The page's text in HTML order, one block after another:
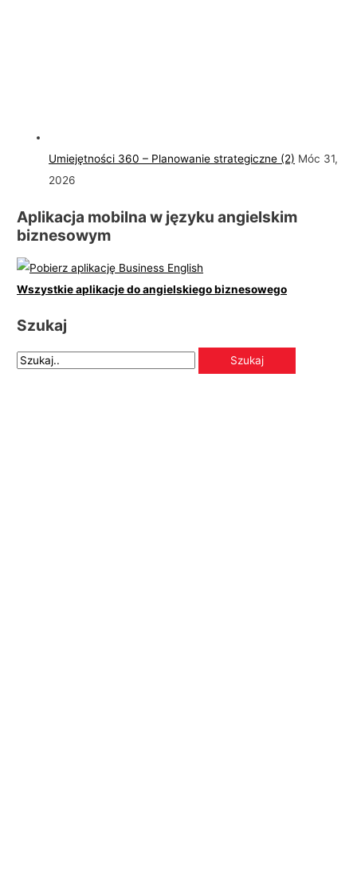
Umiejętności 360 – Planowanie strategiczne (2) Móc 31,
2026
Aplikacja mobilna w języku angielskim
biznesowym
Wszystkie aplikacje do angielskiego biznesowego
Szukaj